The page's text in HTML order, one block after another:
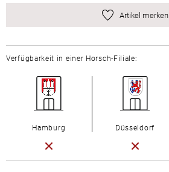
Artikel merken
Verfügbarkeit in einer Horsch-Filiale:
Hamburg Düsseldorf